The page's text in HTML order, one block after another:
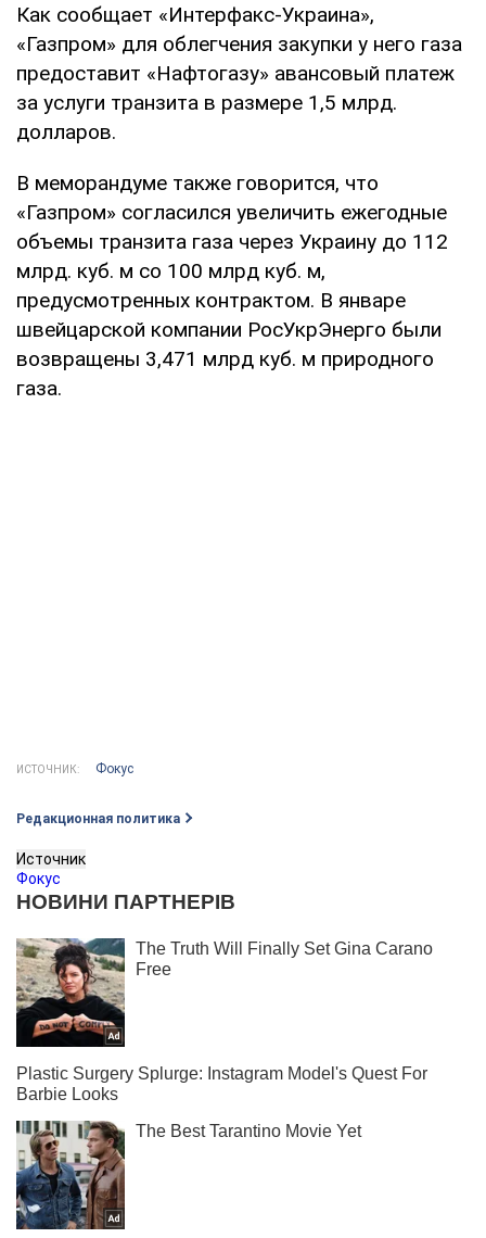
Как сообщает «Интерфакс-Украина»,
«Газпром» для облегчения закупки у него газа
предоставит «Нафтогазу» авансовый платеж
за услуги транзита в размере 1,5 млрд.
долларов.
В меморандуме также говорится, что
«Газпром» согласился увеличить ежегодные
объемы транзита газа через Украину до 112
млрд. куб. м со 100 млрд куб. м,
предусмотренных контрактом. В январе
швейцарской компании РосУкрЭнерго были
возвращены 3,471 млрд куб. м природного
газа.
ИСТОЧНИК: Фокус
Редакционная политика
Источник
Фокус